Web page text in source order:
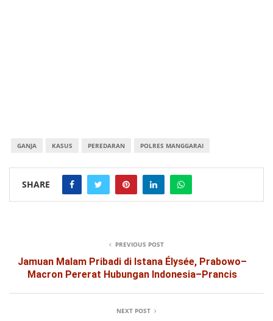
GANJA KASUS PEREDARAN POLRES MANGGARAI
SHARE
PREVIOUS POST
Jamuan Malam Pribadi di Istana Élysée, Prabowo–
Macron Pererat Hubungan Indonesia–Prancis
NEXT POST